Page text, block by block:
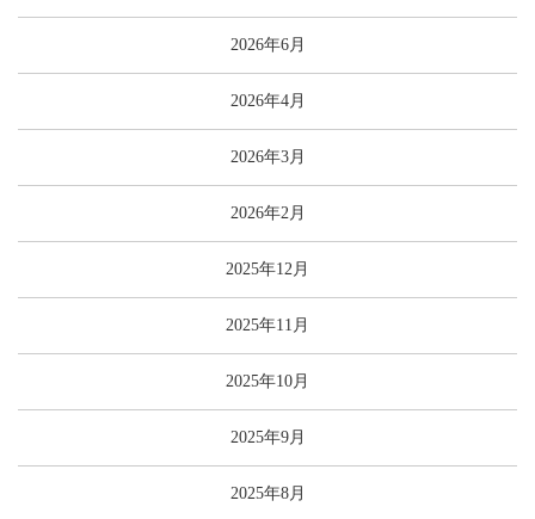
2026年6月
2026年4月
2026年3月
2026年2月
2025年12月
2025年11月
2025年10月
2025年9月
2025年8月